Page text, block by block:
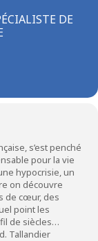
DE
s’est penché
pour la vie
hypocrisie, un
on découvre
de cœur, des
point les
de siècles…
Tallandier